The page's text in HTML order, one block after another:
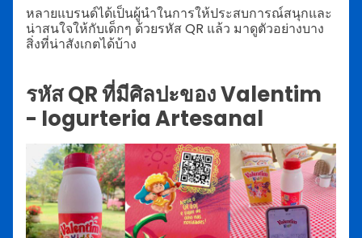
หลายแบรนด์ได้เป็นผู้นำในการให้ประสบการณ์สนุกและ
น่าสนใจให้กับเด็กๆ ด้วยรหัส QR แล้ว มาดูตัวอย่างบาง
สิ่งที่น่าสังเกตได้บ้าง
รหัส QR ที่มีศิลปะของ Valentim
- Iogurteria Artesanal